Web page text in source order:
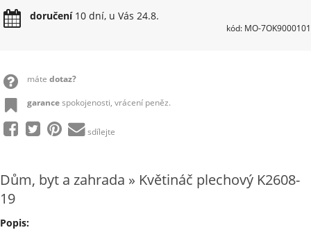
doručení10 dní, u Vás 24.8.
kód: MO-7OK9000101
máte dotaz?
garancespokojenosti, vrácení peněz.
sdílejte
Dům, byt a zahrada » Květináč plechový K2608-
19
Popis: